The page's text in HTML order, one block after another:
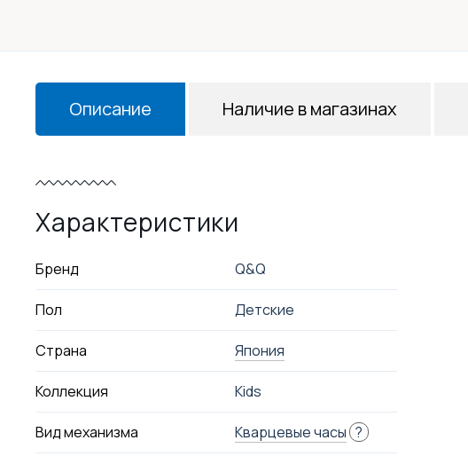
Описание
Характеристики
Бренд Q&Q
Пол Детские
Страна Япония
Коллекция Kids
Вид механизма Кварцевые часы ?
Наличие в магазинах